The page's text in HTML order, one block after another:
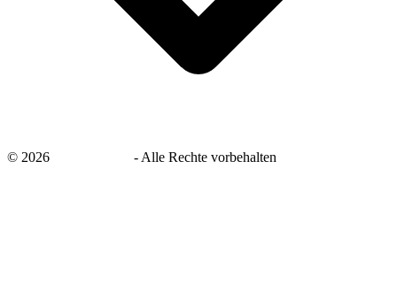
© 2026 - Alle Rechte vorbehalten